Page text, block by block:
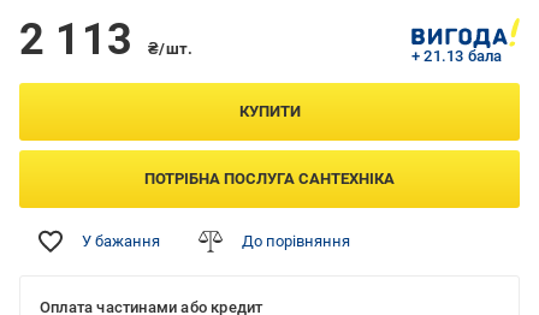
2 113 ₴/шт. + 21.13 бала
КУПИТИ
ПОТРІБНА ПОСЛУГА САНТЕХНІКА
У бажання До порівняння
Оплата частинами або кредит